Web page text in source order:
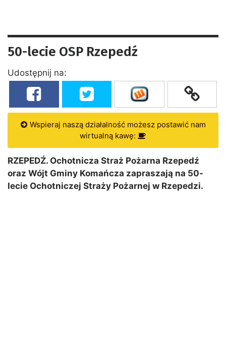
50-lecie OSP Rzepedź
Udostępnij na:
Wspieraj naszą działalność możesz postawić nam
wirtualną kawę:
RZEPEDŹ. Ochotnicza Straż Pożarna Rzepedź
oraz Wójt Gminy Komańcza zapraszają na 50-
lecie Ochotniczej Straży Pożarnej w Rzepedzi.